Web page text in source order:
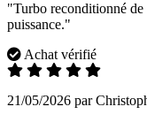
"Turbo reconditionné
puissance."
Achat vérifié
21/05/2026 par